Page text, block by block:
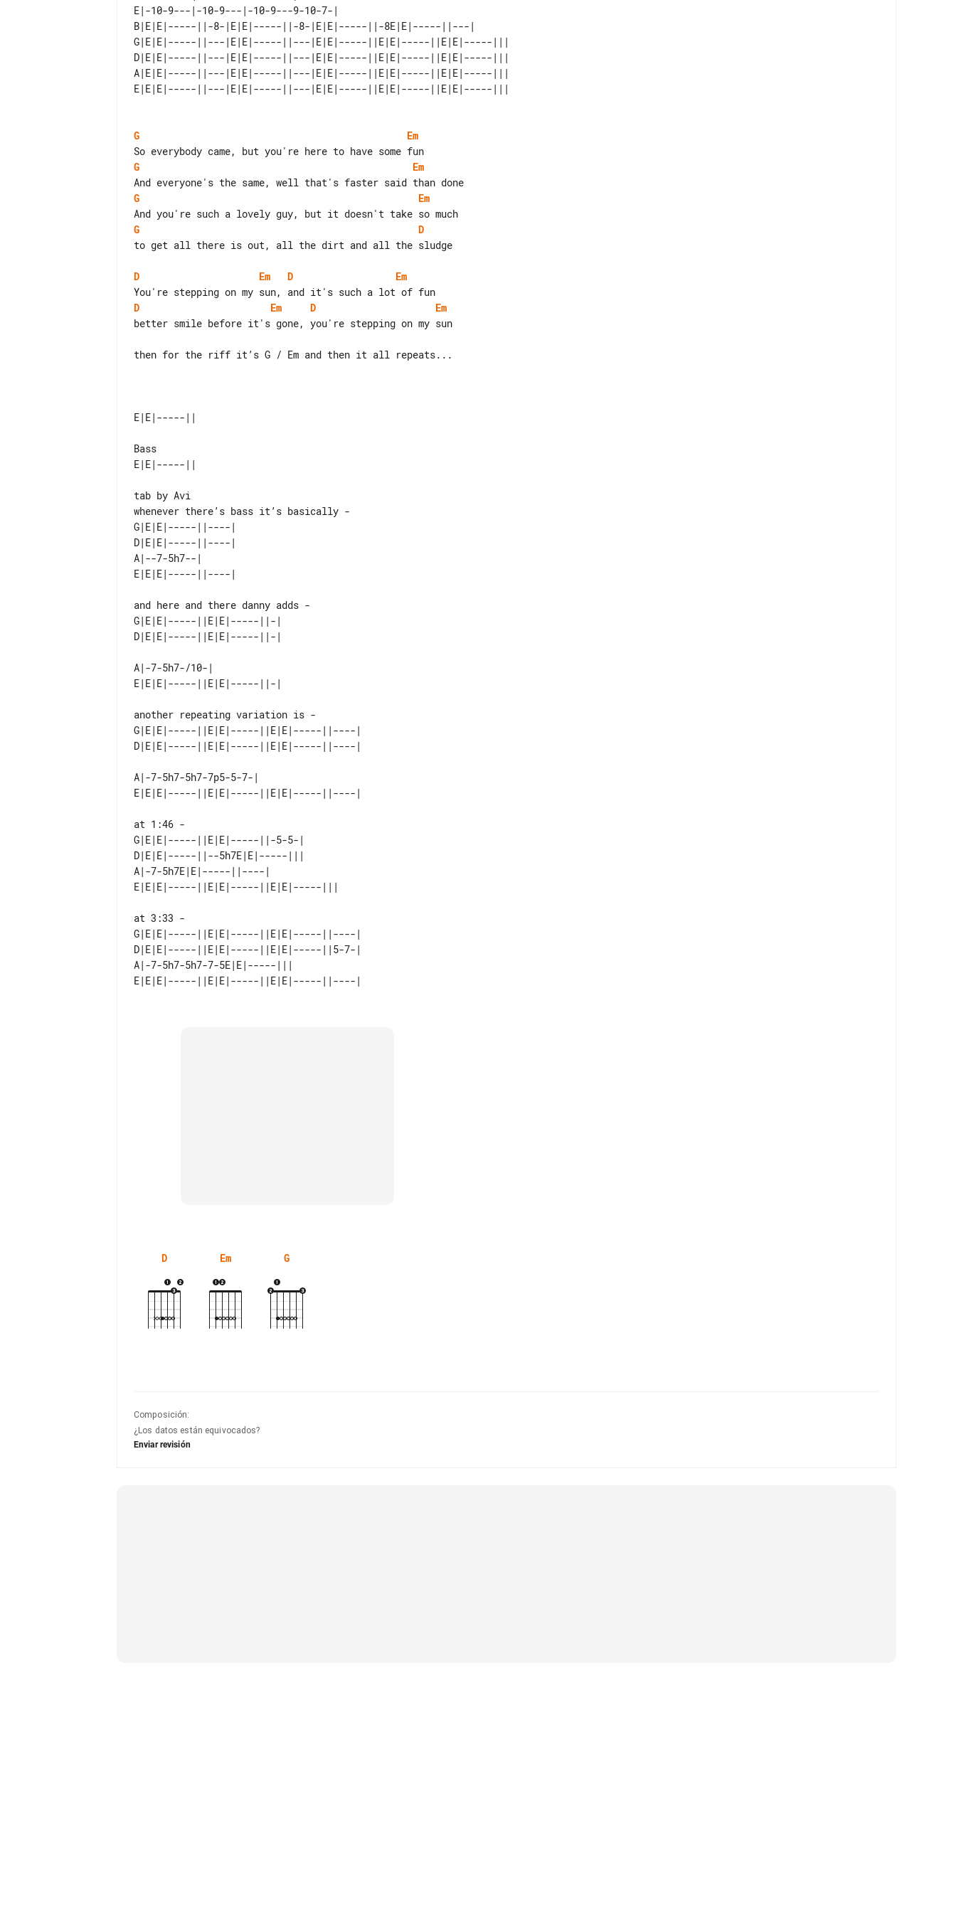
E|-10-9---|-10-9---|-10-9---9-10-7-|
B|E|E|-----||-8-|E|E|-----||-8-|E|E|-----||-8E|E|-----||---|
G|E|E|-----||---|E|E|-----||---|E|E|-----||E|E|-----||E|E|-----|||
D|E|E|-----||---|E|E|-----||---|E|E|-----||E|E|-----||E|E|-----|||
A|E|E|-----||---|E|E|-----||---|E|E|-----||E|E|-----||E|E|-----|||
G
Em
G
Em
G
Em
G
D
to get all there is out, all the dirt and all the sludge
D Em D
Em
D
Em D
Em
better smile before it's gone, you're stepping on my sun
then for the riff it’s G / Em and then it all repeats...
Bass
whenever there’s bass it’s basically -
G|E|E|-----||----|
D|E|E|-----||----|
A|--7-5h7--|
and here and there danny adds -
G|E|E|-----||E|E|-----||-|
A|-7-5h7-/10-|
another repeating variation is -
G|E|E|-----||E|E|-----||E|E|-----||----|
A|-7-5h7-5h7-7p5-5-7-|
at 1:46 -
G|E|E|-----||E|E|-----||-5-5-|
D|E|E|-----||--5h7E|E|-----|||
A|-7-5h7E|E|-----||----|
at 3:33 -
G|E|E|-----||E|E|-----||E|E|-----||----|
D|E|E|-----||E|E|-----||E|E|-----||5-7-|
A|-7-5h7-5h7-7-5E|E|-----|||
D Em G
Composición:
¿Los datos están equivocados?
Enviar revisión